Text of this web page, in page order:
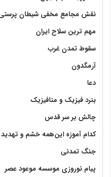
نقش مجامع مخفی شیطان پرستی
مهم ترین سلاح ایران
سقوط تمدن غرب
آرمگدون
دعا
بنرد فیزیک و متافیزیک
چالش بر سر قدس
کدام آموزه این‌همه خشم و
جنگ تمدنی
پیام نوروزی موسسه موعود عصر